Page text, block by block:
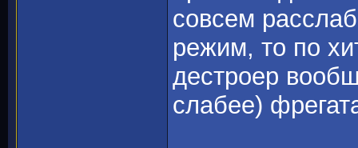
совсем
режим, то по
дестроер
слабее)